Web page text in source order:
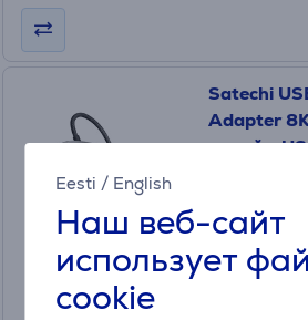
Eesti / English
Наш веб-сайт
использует
cookie
Satechi
Adapter
серый -
Цена:
59.99 €